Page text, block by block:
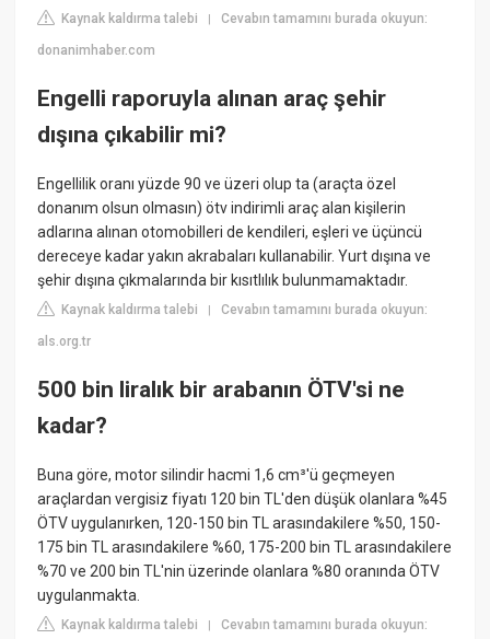
Kaynak kaldırma talebi |Cevabın tamamını burada okuyun:
donanimhaber.com
Engelli raporuyla alınan araç şehir
dışına çıkabilir mi?
Engellilik oranı yüzde 90 ve üzeri olup ta (araçta özel
donanım olsun olmasın) ötv indirimli araç alan kişilerin
adlarına alınan otomobilleri de kendileri, eşleri ve üçüncü
dereceye kadar yakın akrabaları kullanabilir. Yurt dışına ve
şehir dışına çıkmalarında bir kısıtlılık bulunmamaktadır.
Kaynak kaldırma talebi |Cevabın tamamını burada okuyun:
als.org.tr
500 bin liralık bir arabanın ÖTV'si ne
kadar?
Buna göre, motor silindir hacmi 1,6 cm³'ü geçmeyen
araçlardan vergisiz fiyatı 120 bin TL'den düşük olanlara %45
ÖTV uygulanırken, 120-150 bin TL arasındakilere %50, 150-
175 bin TL arasındakilere %60, 175-200 bin TL arasındakilere
%70 ve 200 bin TL'nin üzerinde olanlara %80 oranında ÖTV
uygulanmakta.
Kaynak kaldırma talebi |Cevabın tamamını burada okuyun: